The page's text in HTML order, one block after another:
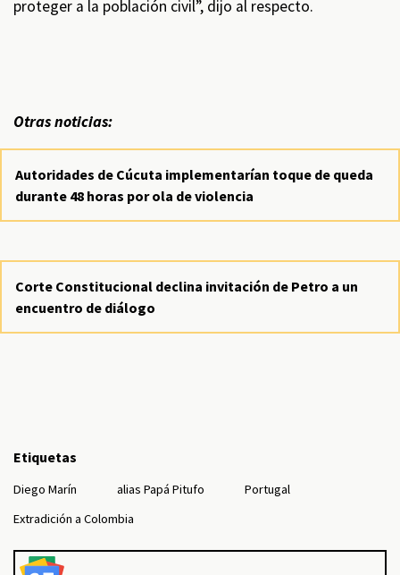
proteger a la población civil”, dijo al respecto.
Otras noticias:
Autoridades de Cúcuta implementarían toque de queda
durante 48 horas por ola de violencia
Corte Constitucional declina invitación de Petro a un
encuentro de diálogo
Etiquetas
Diego Marín alias Papá Pitufo
Portugal
Extradición a Colombia